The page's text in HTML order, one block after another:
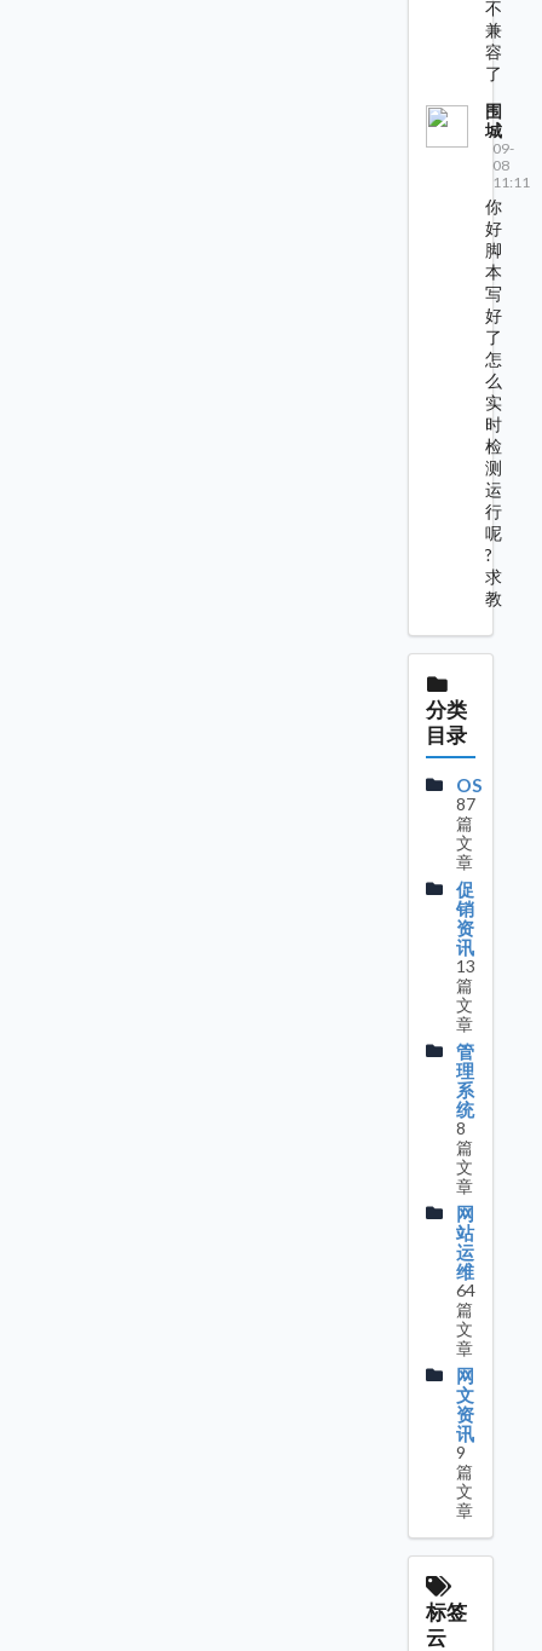
不
兼
容
了
围
城
09-
08
11:11
你
好
脚
本
写
好
了
怎
么
实
时
检
测
运
行
呢
?
求
教
分类
目录
OS
87
篇
文
章
促
销
资
讯
13
篇
文
章
管
理
系
统
8
篇
文
章
网
站
运
维
64
篇
文
章
网
文
资
讯
9
篇
文
章
标签
云